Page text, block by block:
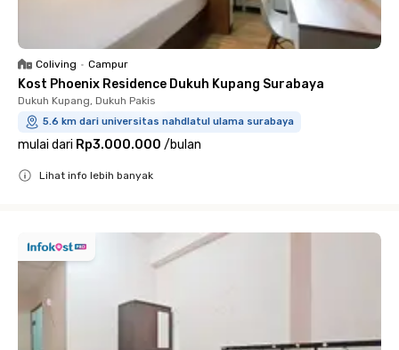
Coliving • Campur
Kost Phoenix Residence Dukuh Kupang Surabaya
Dukuh Kupang, Dukuh Pakis
5.6 km dari universitas nahdlatul ulama surabaya
mulai dari Rp3.000.000 /bulan
Lihat info lebih banyak